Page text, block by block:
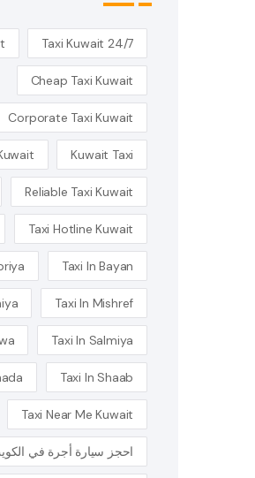
24/7 Taxi Kuwait
Cheap Taxi Kuwait
Corporate Taxi Kuwait
Kuwait Taxi
Reliable Taxi Kuwait
Taxi Hotline Kuwait
Taxi In Bayan
Taxi In Mishref
Taxi In Salmiya
Taxi In Shaab
Taxi Near Me Kuwait
احجز سيارة أجرة في